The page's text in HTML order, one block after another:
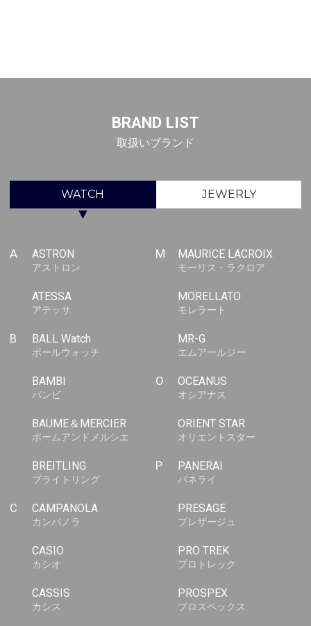
BRAND LIST
取扱いブランド
WATCH JEWERLY
▼
A ASTRON
アストロン
ATESSA
アテッサ
B BALL Watch
ボールウォッチ
BAMBI
バンビ
BAUME＆MERCIER
ボームアンドメルシエ
BREITLING
ブライトリング
C CAMPANOLA
カンパノラ
CASIO
カシオ
CASSIS
カシス
M MAURICE LACROIX
モーリス・ラクロア
MORELLATO
モレラート
MR-G
エムアールジー
O OCEANUS
オシアナス
ORIENT STAR
オリエントスター
P PANERAI
パネライ
PRESAGE
プレザージュ
PRO TREK
プロトレック
PROSPEX
プロスペックス